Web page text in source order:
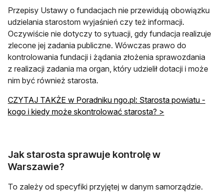
Przepisy Ustawy o fundacjach nie przewidują obowiązku
udzielania starostom wyjaśnień czy też informacji.
Oczywiście nie dotyczy to sytuacji, gdy fundacja realizuje
zlecone jej zadania publiczne. Wówczas prawo do
kontrolowania fundacji i żądania złożenia sprawozdania
z realizacji zadania ma organ, który udzielił dotacji i może
nim być również starosta.
CZYTAJ TAKŻE w Poradniku ngo.pl: Starosta powiatu -
kogo i kiedy może skontrolować starosta? >
Jak starosta sprawuje kontrolę w
Warszawie?
To zależy od specyfiki przyjętej w danym samorządzie.